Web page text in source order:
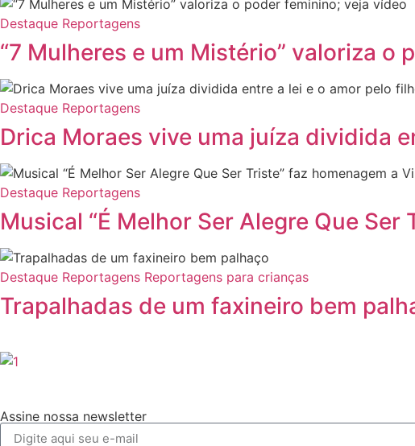
Destaque Reportagens
“7 Mulheres e um Mistério” valoriza o
Destaque Reportagens
Drica Moraes vive uma juíza dividida
Destaque Reportagens
Musical “É Melhor Ser Alegre Que
Destaque Reportagens Reportagens para crianças
Trapalhadas de um faxineiro bem
Assine nossa newsletter